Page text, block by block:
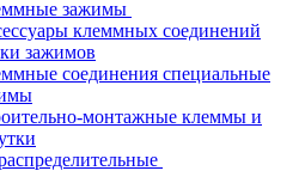
зажимы
клеммных соединений
зажимов
соединения специальные
монтажные клеммы и